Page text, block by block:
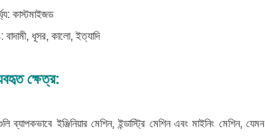
কাস্টমাইজড
বাদামী, ধূসর, কালো, ইত্যাদি
ক্ষেত্র:
ব্যাপকভাবে ইঞ্জিনিয়ার মেশিন, ইন্ডাস্ট্রি মেশিন এবং মাইনিং মেশিন,